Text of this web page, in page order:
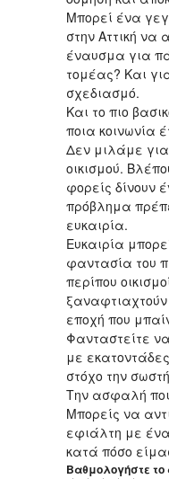
Μπορεί ένα
στην Αττική να
έναυσμα για
τομέας? Και
σχεδιασμό.
Και το πιο
ποια κοινωνία
Δεν μιλάμε
οικισμού.
φορείς δίνουν
πρόβλημα
ευκαιρία.
Ευκαιρία
φαντασία του
περίπου
ξαναφτιαχτούν
εποχή που
Φανταστείτε
με
στόχο την
Την ασφαλή
Μπορείς να
εφιάλτη με
κατά πόσο
Βαθμολογήστε το